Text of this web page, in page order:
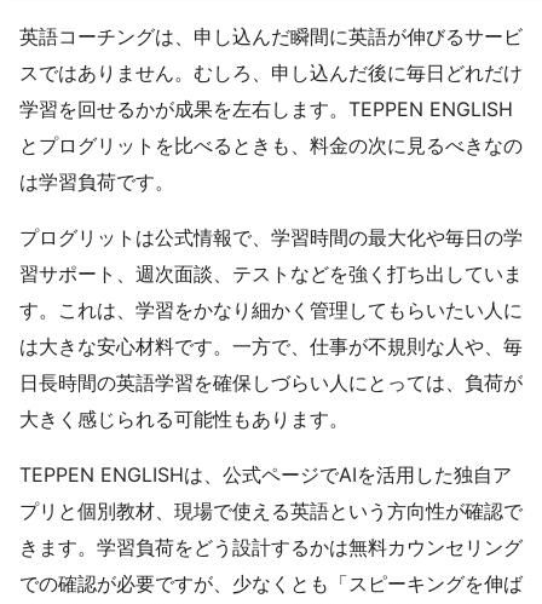
英語コーチングは、申し込んだ瞬間に英語が伸びるサービ
スではありません。むしろ、申し込んだ後に毎日どれだけ
学習を回せるかが成果を左右します。TEPPEN ENGLISH
とプログリットを比べるときも、料金の次に見るべきなの
は学習負荷です。
プログリットは公式情報で、学習時間の最大化や毎日の学
習サポート、週次面談、テストなどを強く打ち出していま
す。これは、学習をかなり細かく管理してもらいたい人に
は大きな安心材料です。一方で、仕事が不規則な人や、毎
日長時間の英語学習を確保しづらい人にとっては、負荷が
大きく感じられる可能性もあります。
TEPPEN ENGLISHは、公式ページでAIを活用した独自ア
プリと個別教材、現場で使える英語という方向性が確認で
きます。学習負荷をどう設計するかは無料カウンセリング
での確認が必要ですが、少なくとも「スピーキングを伸ば